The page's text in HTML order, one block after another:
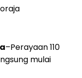
–Perayaan 110
mulai